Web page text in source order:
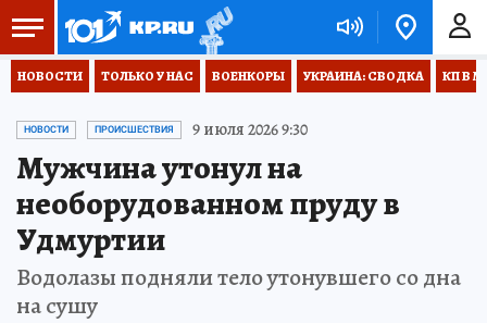
НОВОСТИ ТОЛЬКО У НАС ВОЕНКОРЫ УКРАИНА: СВОДКА КП В
НОВОСТИ ПРОИСШЕСТВИЯ 9 июля 2026 9:30
Мужчина утонул на
необорудованном пруду в
Удмуртии
Водолазы подняли тело утонувшего со дна
на сушу